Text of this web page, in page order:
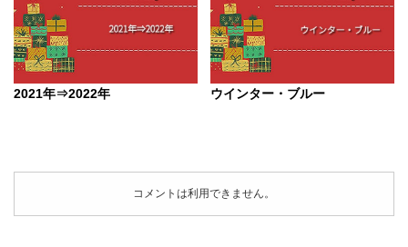
2021年⇒2022年 ウインター・ブルー
コメントは利用できません。